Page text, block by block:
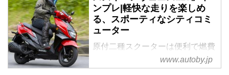
ンプレ|軽快な走りを楽しめ
る、スポーティなシティコミ
ューター
原付二種スクーターは便利で燃費
がよく、扱いやすければいい。そ
う考える人は多いかもしれない。
www.autoby.jp